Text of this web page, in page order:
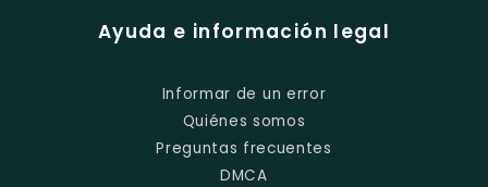
Ayuda e información legal
Informar de un error
Quiénes somos
Preguntas frecuentes
DMCA